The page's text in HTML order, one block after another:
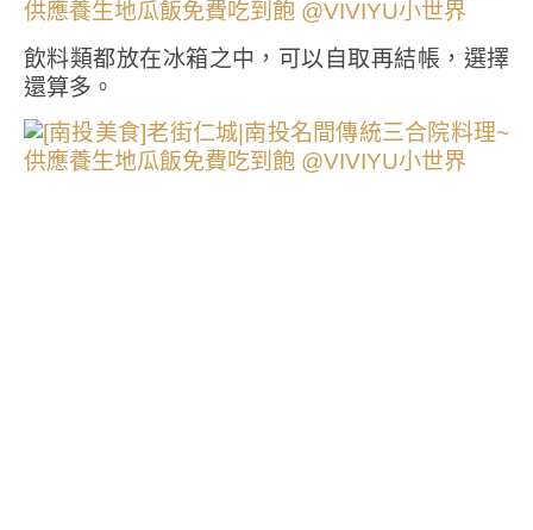
飲料類都放在冰箱之中，可以自取再結帳，選擇
還算多。